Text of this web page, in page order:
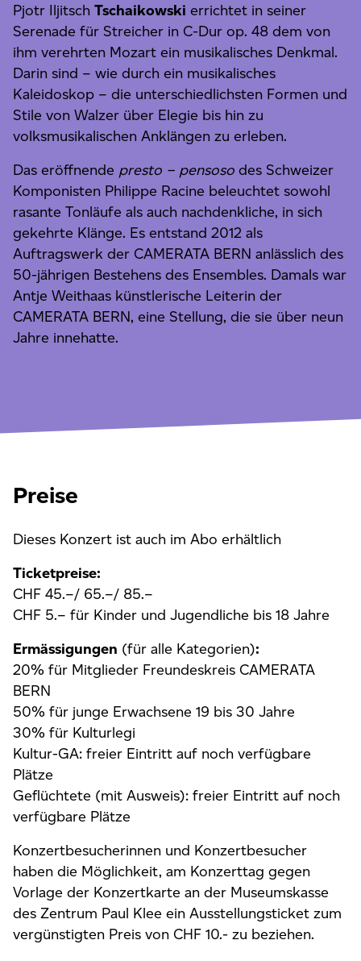
Pjotr Iljitsch Tschaikowski errichtet in seiner
Serenade für Streicher in C-Dur op. 48 dem von
ihm verehrten Mozart ein musikalisches Denkmal.
Darin sind – wie durch ein musikalisches
Kaleidoskop – die unterschiedlichsten Formen und
Stile von Walzer über Elegie bis hin zu
volksmusikalischen Anklängen zu erleben.
Das eröffnende presto – pensoso des Schweizer
Komponisten Philippe Racine beleuchtet sowohl
rasante Tonläufe als auch nachdenkliche, in sich
gekehrte Klänge. Es entstand 2012 als
Auftragswerk der CAMERATA BERN anlässlich des
50-jährigen Bestehens des Ensembles. Damals war
Antje Weithaas künstlerische Leiterin der
CAMERATA BERN, eine Stellung, die sie über neun
Jahre innehatte.
Preise
Dieses Konzert ist auch im Abo erhältlich
Ticketpreise:
CHF 45.–/ 65.–/ 85.–
CHF 5.– für Kinder und Jugendliche bis 18 Jahre
Ermässigungen (für alle Kategorien):
20% für Mitglieder Freundeskreis CAMERATA
BERN
50% für junge Erwachsene 19 bis 30 Jahre
30% für Kulturlegi
Kultur-GA: freier Eintritt auf noch verfügbare
Plätze
Geflüchtete (mit Ausweis): freier Eintritt auf noch
verfügbare Plätze
Konzertbesucherinnen und Konzertbesucher
haben die Möglichkeit, am Konzerttag gegen
Vorlage der Konzertkarte an der Museumskasse
des Zentrum Paul Klee ein Ausstellungsticket zum
vergünstigten Preis von CHF 10.- zu beziehen.